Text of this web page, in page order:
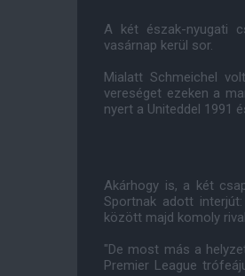
A két észak-nyugati
vasárnap kerül sor.
Mialatt Schmeichel
vereséget ezeken a
nyert a Uniteddel 1991
Akárhogy is, a két
Sportnak adott
között majd komoly
"De most más a
Premier League